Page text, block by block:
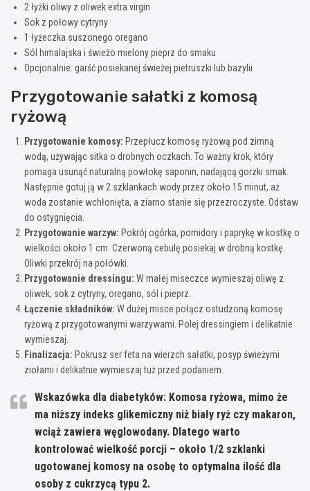
2 łyżki oliwy z oliwek extra virgin
Sok z połowy cytryny
1 łyżeczka suszonego oregano
Sól himalajska i świeżo mielony pieprz do smaku
Opcjonalnie: garść posiekanej świeżej pietruszki lub bazylii
Przygotowanie sałatki z komosą
ryżową
Przygotowanie komosy: Przepłucz komosę ryżową pod zimną
wodą, używając sitka o drobnych oczkach. To ważny krok, który
pomaga usunąć naturalną powłokę saponin, nadającą gorzki smak.
Następnie gotuj ją w 2 szklankach wody przez około 15 minut, aż
woda zostanie wchłonięta, a ziarno stanie się przezroczyste. Odstaw
do ostygnięcia.
Przygotowanie warzyw: Pokrój ogórka, pomidory i paprykę w kostkę o
wielkości około 1 cm. Czerwoną cebulę posiekaj w drobną kostkę.
Oliwki przekrój na połówki.
Przygotowanie dressingu: W małej miseczce wymieszaj oliwę z
oliwek, sok z cytryny, oregano, sól i pieprz.
Łączenie składników: W dużej misce połącz ostudzoną komosę
ryżową z przygotowanymi warzywami. Polej dressingiem i delikatnie
wymieszaj.
Finalizacja: Pokrusz ser feta na wierzch sałatki, posyp świeżymi
ziołami i delikatnie wymieszaj tuż przed podaniem.
Wskazówka dla diabetyków: Komosa ryżowa, mimo że
ma niższy indeks glikemiczny niż biały ryż czy makaron,
wciąż zawiera węglowodany. Dlatego warto
kontrolować wielkość porcji – około 1/2 szklanki
ugotowanej komosy na osobę to optymalna ilość dla
osoby z cukrzycą typu 2.